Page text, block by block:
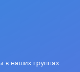
в наших группах